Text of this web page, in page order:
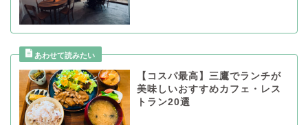
【コスパ最高】三鷹でランチが
美味しいおすすめカフェ・レス
トラン20選